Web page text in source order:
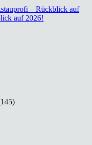
– Rück­blick auf
auf 2026!